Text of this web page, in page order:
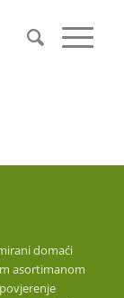
domaći
asortimanom